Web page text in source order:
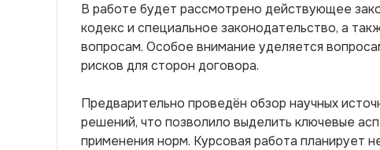
В работе будет рассмотрено действующее
кодекс и специальное законодательство, а
вопросам. Особое внимание уделяется
рисков для сторон договора.
Предварительно проведён обзор научных
решений, что позволило выделить ключевые
применения норм. Курсовая работа планирует